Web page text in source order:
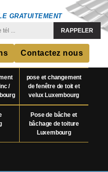
GRATUITEMENT
Contactez nous
/
pose et changement
de fenêtre de toit et
velux Luxembourg
Pose de bâche et
bâchage de toiture
Luxembourg